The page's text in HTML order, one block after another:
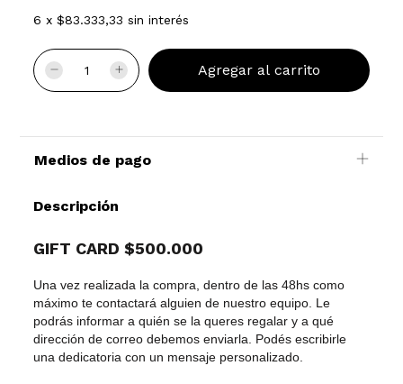
6 x$83.333,33 sin interés
Medios de pago
Descripción
GIFT CARD $500.000
Una vez realizada la compra, dentro de las 48hs como
máximo te contactará alguien de nuestro equipo. Le
podrás informar a quién se la queres regalar y a qué
dirección de correo debemos enviarla. Podés escribirle
una dedicatoria con un mensaje personalizado.